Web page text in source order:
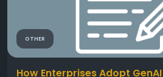
OTHER
How Enterprises Adopt